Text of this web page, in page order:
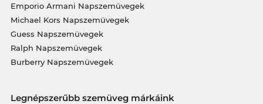
Emporio Armani Napszemüvegek
Michael Kors Napszemüvegek
Guess Napszemüvegek
Ralph Napszemüvegek
Burberry Napszemüvegek
Legnépszerűbb szemüveg márkáink